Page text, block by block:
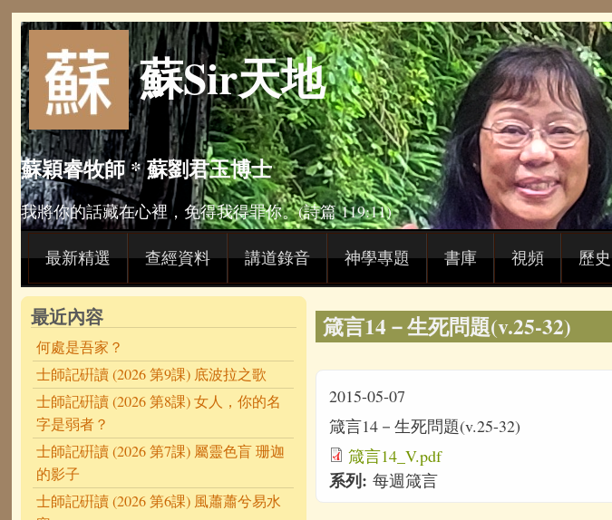
Skip to main content
蘇Sir天地
蘇穎睿牧師 * 蘇劉君玉博士
我將你的話藏在心裡，免得我得罪你。(詩篇 119:11)
最新精選 查經資料 講道錄音 神學專題 書庫 視頻 歷史
箴言14－生死問題(v.25-32)
2015-05-07
箴言14－生死問題(v.25-32)
箴言14_V.pdf
系列: 每週箴言
最近內容
何處是吾家？
士師記硏讀 (2026 第9課) 底波拉之歌
士師記硏讀 (2026 第8課) 女人，你的名
字是弱者？
士師記硏讀 (2026 第7課) 屬靈色盲 珊迦
的影子
士師記硏讀 (2026 第6課) 風蕭蕭兮易水